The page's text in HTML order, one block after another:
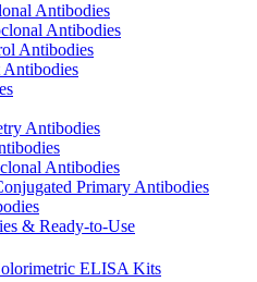
Antibodies
Antibodies
Antibodies
Antibodies
Antibodies
Antibodies
Primary Antibodies
& Ready-to-Use
ELISA Kits